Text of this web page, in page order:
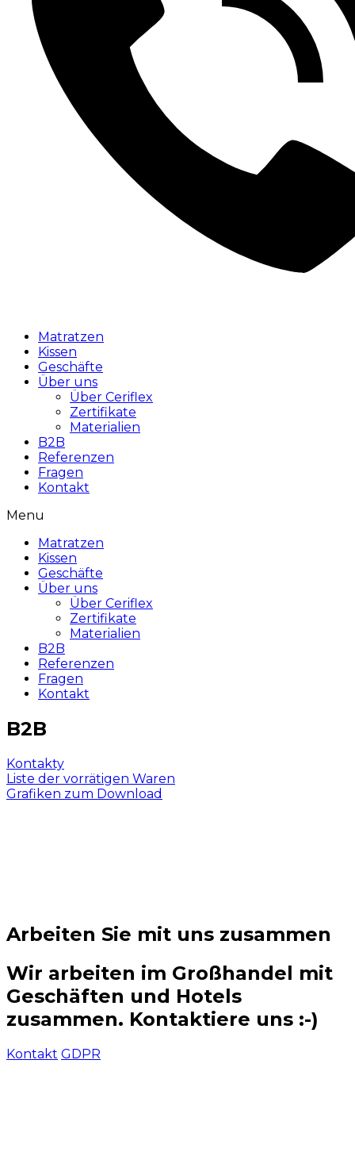
Matratzen
Kissen
Geschäfte
Über uns
Über Ceriflex
Zertifikate
Materialien
B2B
Referenzen
Fragen
Kontakt
Menu
Matratzen
Kissen
Geschäfte
Über uns
Über Ceriflex
Zertifikate
Materialien
B2B
Referenzen
Fragen
Kontakt
B2B
Kontakty
Liste der vorrätigen Waren
Grafiken zum Download
Arbeiten Sie mit uns zusammen
Wir arbeiten im Großhandel mit
Geschäften und Hotels
zusammen. Kontaktiere uns :-)
Kontakt GDPR